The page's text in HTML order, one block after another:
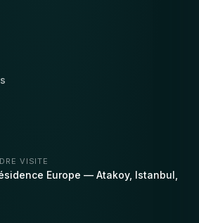
VISITE
Europe — Atakoy, Istanbul,